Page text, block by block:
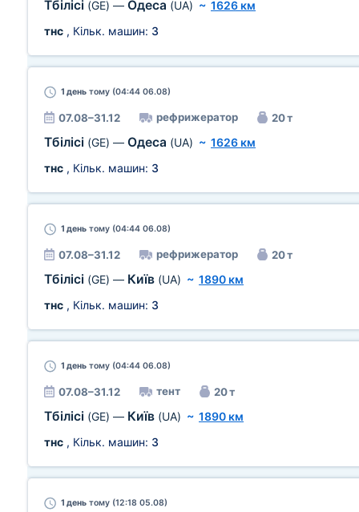
Тбілісі (GE) — Одеса (UA) ~ 1626 км
тнс , Кільк. машин: 3
1 день тому (04:44 06.08)
07.08–31.12 рефрижератор 20 т
Тбілісі (GE) — Одеса (UA) ~ 1626 км
тнс , Кільк. машин: 3
1 день тому (04:44 06.08)
07.08–31.12 рефрижератор 20 т
Тбілісі (GE) — Київ (UA) ~ 1890 км
тнс , Кільк. машин: 3
1 день тому (04:44 06.08)
07.08–31.12 тент 20 т
Тбілісі (GE) — Київ (UA) ~ 1890 км
тнс , Кільк. машин: 3
1 день тому (12:18 05.08)